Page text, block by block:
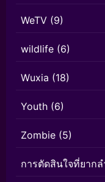
WeTV (9)
wildlife (6)
Wuxia (18)
Youth (6)
Zombie (5)
การตัดสินใจที่ยากล